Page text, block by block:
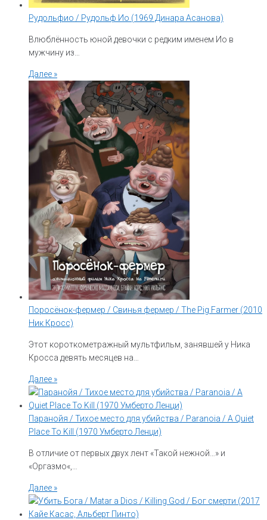
Рудольфио / Рудольф Ио (1969 Динара Асанова)
Влюблённость юной девочки с редким именем Ио в
мужчину из…
Далее »
Поросёнок-фермер / Свинья фермер / The Pig Farmer (2010
Ник Кросс)
Этот короткометражный мультфильм, занявшей у Ника
Кросса девять месяцев на…
Далее »
Паранойя / Тихое место для убийства / Paranoia / A Quiet
Place To Kill (1970 Умберто Ленци)
В отличие от первых двух лент «Такой нежной…» и
«Оргазмо«,…
Далее »